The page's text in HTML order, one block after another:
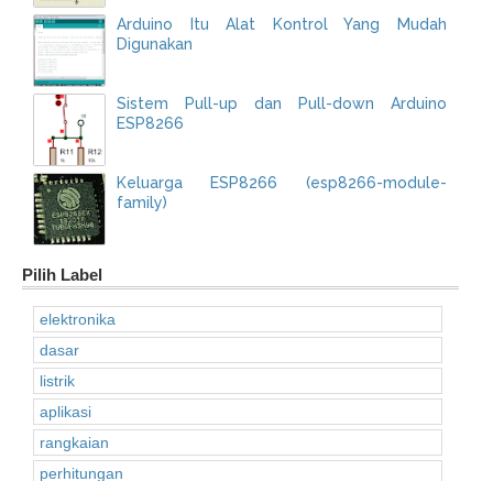
Arduino Itu Alat Kontrol Yang Mudah
Digunakan
Sistem Pull-up dan Pull-down Arduino
ESP8266
Keluarga ESP8266 (esp8266-module-
family)
Pilih Label
elektronika
dasar
listrik
aplikasi
rangkaian
perhitungan